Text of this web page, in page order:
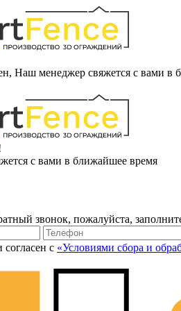
Наш менеджер свяжется с вами в
с вами в ближайшее время
звонок, пожалуйста,
с «Условиями сбора и